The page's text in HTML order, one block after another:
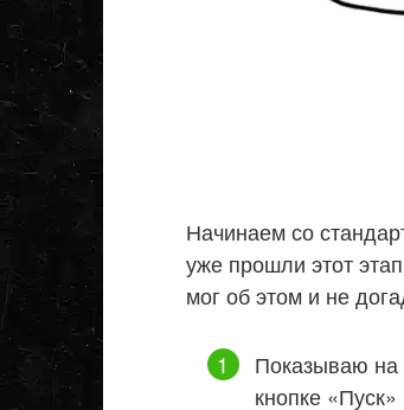
Начинаем со
уже прошли этот
мог об этом и не
Показываю
кнопке